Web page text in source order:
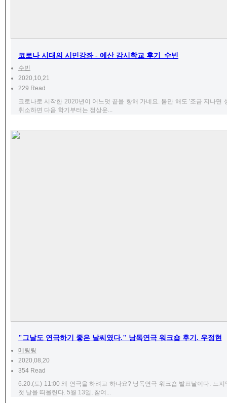
코로나 시대의 시민강좌 - 예산 감시학교 후기_수빈
수빈
2020,10,21
229 Read
코로나로 시작한 2020년이 어느덧 끝을 향해 가네요. 봄만 해도 '조금 지나면
취소하면 다음 학기부터는 정상운...
"그날도 연극하기 좋은 날씨였다." 낭독연극 워크숍 후기. 우정현
메링링
2020,08,20
354 Read
6.20.(토) 11:00 왜 연극을 하려고 하나요? 낭독연극 워크숍 발표날이다. 느
첫 날을 떠올린다. 5월 13일, 참여...